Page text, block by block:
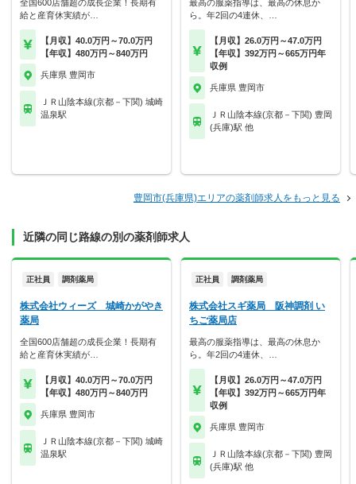
全国600店舗超の成長企業！長期有
給と産育休実績が…
【月収】40.0万円～70.0万円
【年収】480万円～840万円
兵庫県 豊岡市
ＪＲ山陰本線(京都－下関) 城崎
温泉駅
最高の服薬指導は、最高の休息か
ら。年2回の4連休、…
【月収】26.0万円～47.0万円
【年収】392万円～665万円年
収例
兵庫県 豊岡市
ＪＲ山陰本線(京都－下関) 豊岡
(兵庫)駅 他
豊岡市(兵庫県)エリアの薬剤師求人をもっと見る
近隣の同じ路線の別の薬剤師求人
正社員 調剤薬局
株式会社ウィーズ 城崎かがやき
薬局
全国600店舗超の成長企業！長期有
給と産育休実績が…
【月収】40.0万円～70.0万円
【年収】480万円～840万円
兵庫県 豊岡市
ＪＲ山陰本線(京都－下関) 城崎
温泉駅
正社員 調剤薬局
株式会社スギ薬局 阪神調剤 い
ちご薬局店
最高の服薬指導は、最高の休息か
ら。年2回の4連休、…
【月収】26.0万円～47.0万円
【年収】392万円～665万円年
収例
兵庫県 豊岡市
ＪＲ山陰本線(京都－下関) 豊岡
(兵庫)駅 他